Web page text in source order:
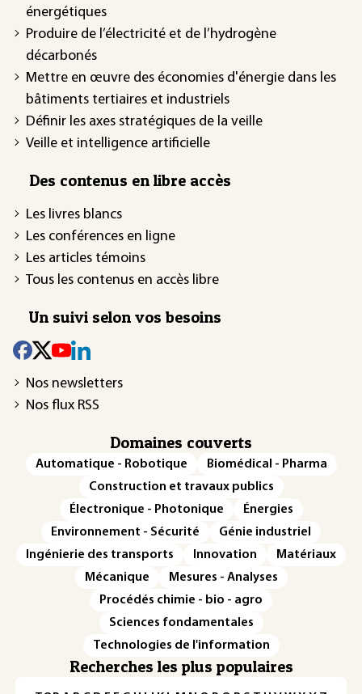
énergétiques
Produire de l’électricité et de l’hydrogène
décarbonés
Mettre en œuvre des économies d'énergie dans les
bâtiments tertiaires et industriels
Définir les axes stratégiques de la veille
Veille et intelligence artificielle
Des contenus en libre accès
Les livres blancs
Les conférences en ligne
Les articles témoins
Tous les contenus en accès libre
Un suivi selon vos besoins
Nos newsletters
Nos flux RSS
Domaines couverts
Automatique - Robotique
Biomédical - Pharma
Construction et travaux publics
Électronique - Photonique
Énergies
Environnement - Sécurité
Génie industriel
Ingénierie des transports
Innovation
Matériaux
Mécanique
Mesures - Analyses
Procédés chimie - bio - agro
Sciences fondamentales
Technologies de l'information
Recherches les plus populaires